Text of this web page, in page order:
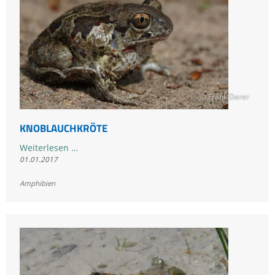
© Frank Derer
KNOBLAUCHKRÖTE
Weiterlesen …Knoblauchkröte
01.01.2017
Amphibien